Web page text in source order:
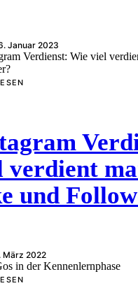
Januar 2023
verdient
und
März 2022